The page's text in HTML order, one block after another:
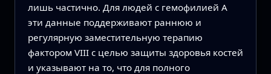
лишь частично. Для людей с гемофилией A
эти данные поддерживают раннюю и
регулярную заместительную терапию
фактором VIII с целью защиты здоровья костей
и указывают на то, что для полного